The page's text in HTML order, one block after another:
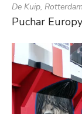
De Kuip, Rotterdam
Puchar